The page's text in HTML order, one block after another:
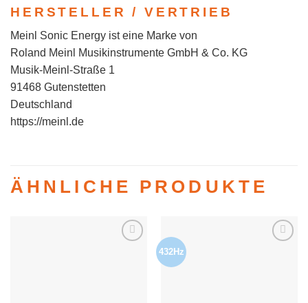
HERSTELLER / VERTRIEB
Meinl Sonic Energy ist eine Marke von
Roland Meinl Musikinstrumente GmbH & Co. KG
Musik-Meinl-Straße 1
91468 Gutenstetten
Deutschland
https://meinl.de
ÄHNLICHE PRODUKTE
432Hz